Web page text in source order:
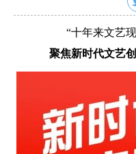
“十年来文艺
聚焦新时代文艺